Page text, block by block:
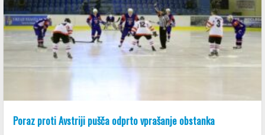
Poraz proti Avstriji pušča odprto vprašanje obstanka